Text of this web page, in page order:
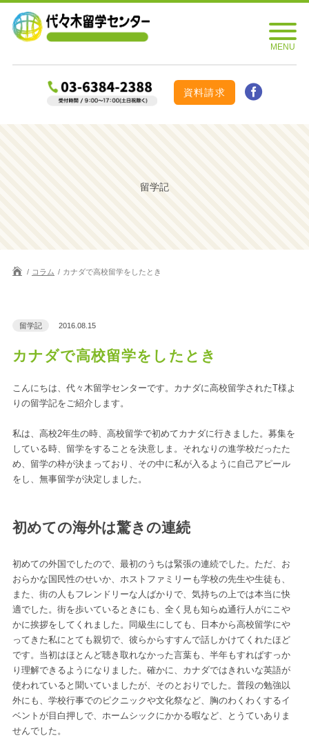
資料請求
留学記
コラム カナダで高校留学をしたとき
留学記 2016.08.15
カナダで高校留学をしたとき
こんにちは、代々木留学センターです。カナダに高校留学されたT様よ
りの留学記をご紹介します。
私は、高校2年生の時、高校留学で初めてカナダに行きました。募集を
している時、留学をすることを決意しま。それなりの進学校だったた
め、留学の枠が決まっており、その中に私が入るように自己アピール
をし、無事留学が決定しました。
初めての海外は驚きの連続
初めての外国でしたので、最初のうちは緊張の連続でした。ただ、お
おらかな国民性のせいか、ホストファミリーも学校の先生や生徒も、
また、街の人もフレンドリーな人ばかりで、気持ちの上では本当に快
適でした。街を歩いているときにも、全く見も知らぬ通行人がにこや
かに挨拶をしてくれました。同級生にしても、日本から高校留学にや
ってきた私にとても親切で、彼らからすすんで話しかけてくれたほど
です。当初はほとんど聴き取れなかった言葉も、半年もすればすっか
り理解できるようになりました。確かに、カナダではきれいな英語が
使われていると聞いていましたが、そのとおりでした。普段の勉強以
外にも、学校行事でのピクニックや文化祭など、胸のわくわくするイ
ベントが目白押しで、ホームシックにかかる暇など、とうていありま
せんでした。